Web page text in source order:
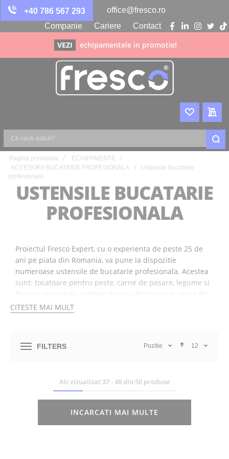
+40 786 567 293
office@fresco.ro
Companie
Cariere Contact
facebook
linkedin
VEZI echipamentele in promotie!
WISHLIST
Ce
cauti
astazi?
Pagina principala
ECHIPAMENTE
ACCESORII BUCATARIE PROFESIONALA
Ustensile bucatarie
profesionala
USTENSILE BUCATARIE
PROFESIONALA
Proiectul Fresco Expert, cu o experienta de peste 25 de
ani pe piata din Romania, va pune la dispozitie
numeroase ustensile de bucatarie profesionala. Acestea
sunt: tocatoare pentru peste, carne de pasare, legume si
lucru etc. Acestea provin de la brandul german Virtus
Group GmbH, ceea ce va ofera garantia calitatii si a unei
Va prezentam cateva detalii despre cele mai importante
ACCESORII BUCATARIE
PROFESIONALA PENTRU
PREPARARE
CITESTE MAI MULT
FILTERS Pozitie 12
Ati vizualizat 37-48 din 50 produse
INCARCATI MAI MULTE